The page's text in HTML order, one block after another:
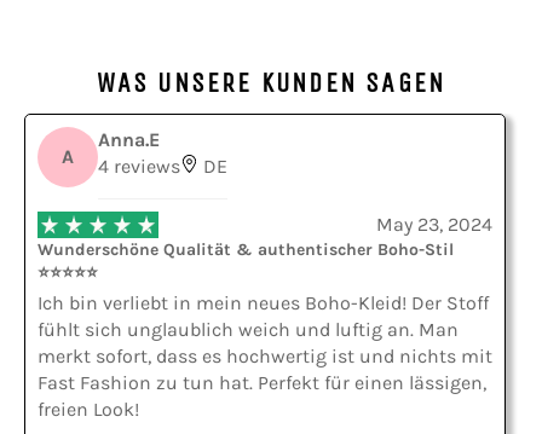
WAS UNSERE KUNDEN SAGEN
A
Anna.E
4 reviews
DE
May 23, 2024
Wunderschöne Qualität & authentischer Boho-Stil
⭐⭐⭐⭐⭐
Ich bin verliebt in mein neues Boho-Kleid! Der Stoff
fühlt sich unglaublich weich und luftig an. Man
merkt sofort, dass es hochwertig ist und nichts mit
Fast Fashion zu tun hat. Perfekt für einen lässigen,
freien Look!